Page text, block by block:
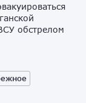
обстрелом